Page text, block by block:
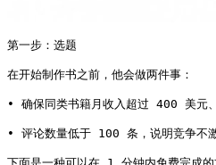
第一步：选题
在开始制作书之前，他会做两件事：
• 确保同类书籍月收入超过 400 美元、
• 评论数量低于 100 条，说明竞争不